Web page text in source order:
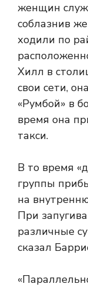
женщин
соблазнив
ходили по
Хилл в
свои сети,
«Румбой» в
время она
такси.
В то время
группы
на
При
различные
сказал